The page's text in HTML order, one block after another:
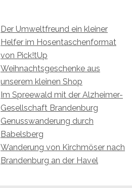
Der Umweltfreund ein kleiner
Helfer im Hosentaschenformat
von Pick!tUp
Weihnachtsgeschenke aus
unserem kleinen Shop
Im Spreewald mit der Alzheimer-
Gesellschaft Brandenburg
Genusswanderung durch
Babelsberg
Wanderung von Kirchmöser nach
Brandenburg an der Havel